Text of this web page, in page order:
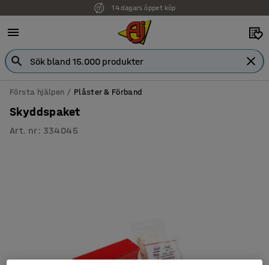
14 dagars öppet köp
Första hjälpen Plåster & Förband
Skyddspaket
Art. nr: 334045